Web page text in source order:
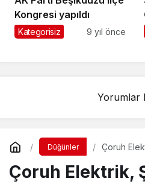
Kongresi yapıldı
Kategorisiz 9 yıl önce
Yorumlar
Düğünler
Çoruh
Çoruh Elektrik,